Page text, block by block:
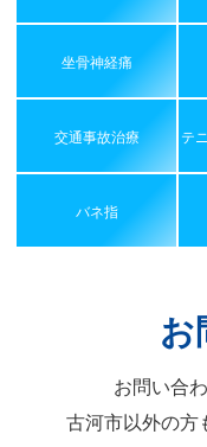
坐骨神経痛
交通事故治療 テ
バネ指
お
お問い合
古河市以外の方